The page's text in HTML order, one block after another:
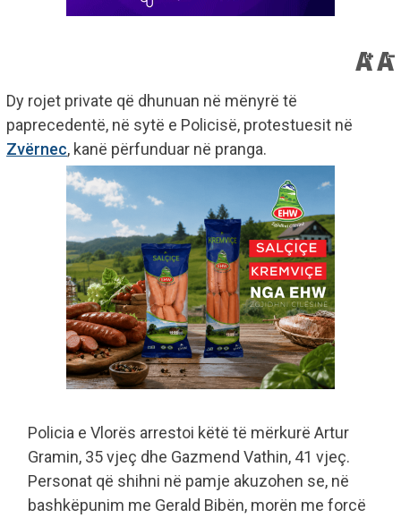
Dy rojet private që dhunuan në mënyrë të
paprecedentë, në sytë e Policisë, protestuesit në
Zvërnec, kanë përfunduar në pranga.
Policia e Vlorës arrestoi këtë të mërkurë Artur
Gramin, 35 vjeç dhe Gazmend Vathin, 41 vjeç.
Personat që shihni në pamje akuzohen se, në
bashkëpunim me Gerald Bibën, morën me forcë